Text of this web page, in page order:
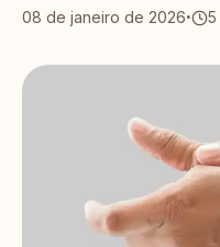
08 de janeiro de 2026· 5